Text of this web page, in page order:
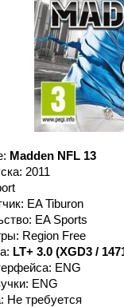
Madden NFL 13
2011
EA Tiburon
EA Sports
Region Free
LT+ 3.0 (XGD3 /
ENG
ENG
Не требуется